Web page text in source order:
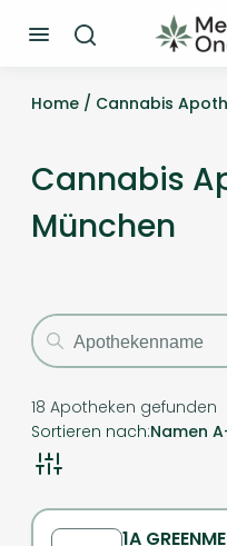
Home / Cannabis
Cannabis
München
18 Apotheken gefunden
Sortieren nach:Namen
1A